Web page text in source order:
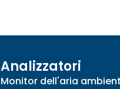
Analizzatori
Monitor dell'aria